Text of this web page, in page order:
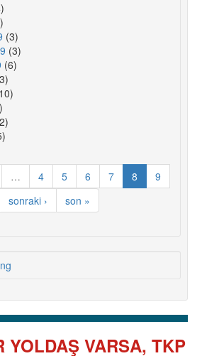
(3)
(3)
(6)
… 4 5 6 7 8
9
sonraki › son »
YOLDAŞ VARSA, TKP